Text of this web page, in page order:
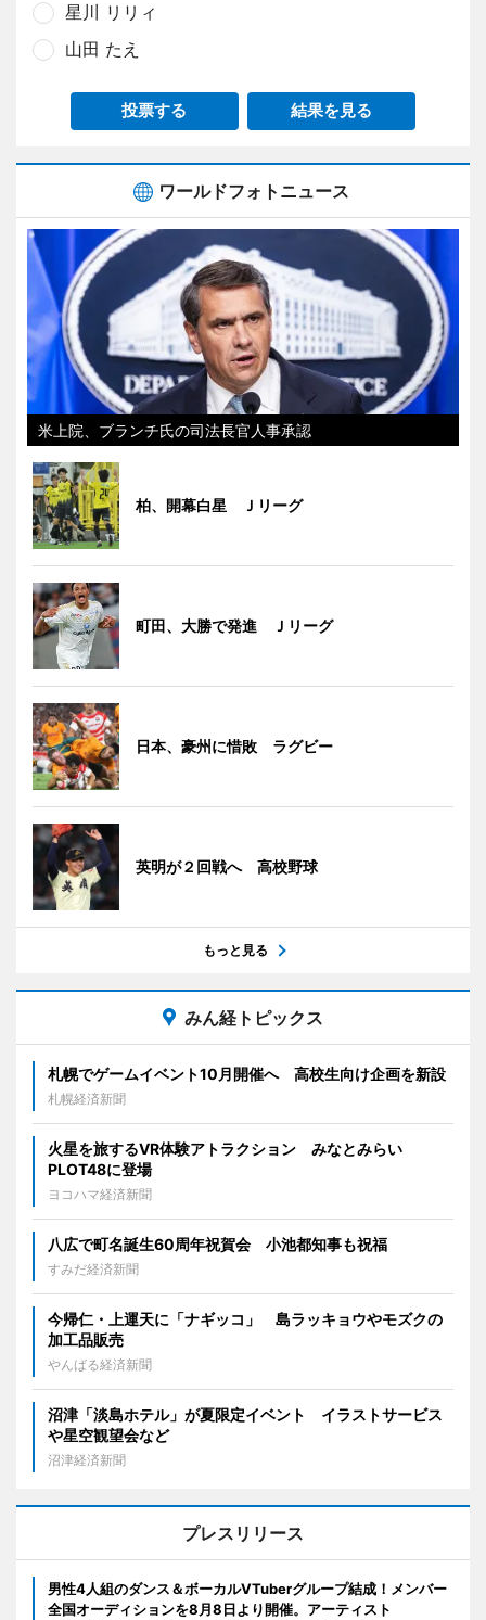
星川 リリィ
山田 たえ
投票する 結果を見る
ワールドフォトニュース
米上院、ブランチ氏の司法長官人事承認
柏、開幕白星 Ｊリーグ
町田、大勝で発進 Ｊリーグ
日本、豪州に惜敗 ラグビー
英明が２回戦へ 高校野球
もっと見る
みん経トピックス
札幌でゲームイベント10月開催へ 高校生向け企画を新設
札幌経済新聞
火星を旅するVR体験アトラクション みなとみらい
PLOT48に登場
ヨコハマ経済新聞
八広で町名誕生60周年祝賀会 小池都知事も祝福
すみだ経済新聞
今帰仁・上運天に「ナギッコ」 島ラッキョウやモズクの
加工品販売
やんばる経済新聞
沼津「淡島ホテル」が夏限定イベント イラストサービス
や星空観望会など
沼津経済新聞
プレスリリース
男性4人組のダンス＆ボーカルVTuberグループ結成！メンバー
全国オーディションを8月8日より開催。アーティスト